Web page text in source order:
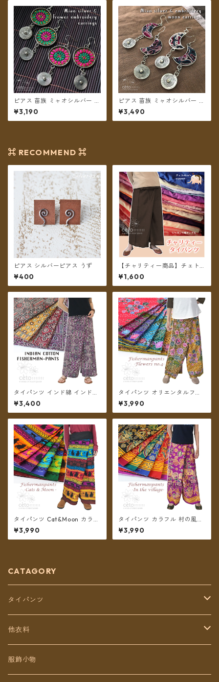
ピアス 苗族 ミャオシルバー フ
ラワー刺繍 丸型 【メール便送
料無料】
¥3,190
ピアス 苗族 ミャオシルバー 刺
繍古布 月型 【メール便送料無
料】
¥3,490
⌘ RECOMMEND ⌘
ピアス シルバーピアス うず
¥400
【チャリティー商品】チェトc
han support チャリティータ
イパンツ レーヨンロング丈
¥1,600
タイパンツ インド綿 インド更
紗 no.5 アジアンパッチワーク
風プリント 4カラー ロング丈
【メール便送料無料】
¥3,400
タイパンツ オリエンタルフラ
ワー 6カラー リゾパン No.4
ロング丈【メール便送料無
料】
¥3,990
タイパンツ Cat&Moon カラフ
ルボーダー 6カラー リゾパン
ロング丈【メール便送料無
料】
¥3,990
タイパンツ カラフル 村の風景
プリント 6カラー リゾパン ロ
ング丈【メール便送料無料】
¥3,990
CATAGORY
タイパンツ
定番無地タイパンツ
チェトオリジナル
他衣料
トップス
服飾小物